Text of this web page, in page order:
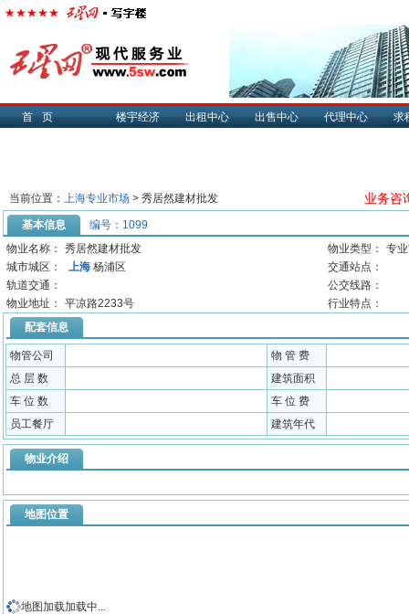
首页 楼宇经济 出租中心 出售中心 代理中心 求
当前位置： 上海专业市场 > 秀居然建材批发 业务咨
基本信息
编号：1099
物业名称：
秀居然建材批发 物业类型：
专
城市城区：
上海 杨浦区
交通站点：
轨道交通：
公交线路：
物业地址：
平凉路2233号
行业特点：
配套信息
物管公司
物 管 费
总 层 数
建筑面积
车 位 数
车 位 费
员工餐厅
建筑年代
物业介绍
地图位置
地图加载加载中...